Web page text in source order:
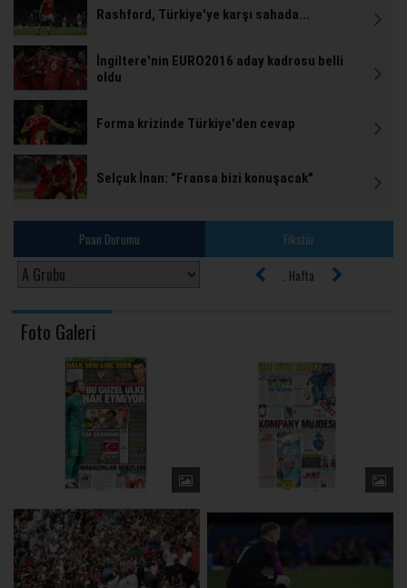
Rashford, Türkiye'ye karşı sahada...
İngiltere'nin EURO2016 aday kadrosu belli
oldu
Forma krizinde Türkiye'den cevap
Selçuk İnan: "Fransa bizi konuşacak"
Puan Durumu
Fikstür
. Hafta
Foto Galeri